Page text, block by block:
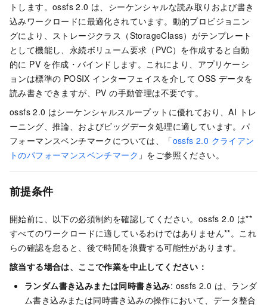
トします。ossfs 2.0 は、シーケンシャルな読み取りおよび書き
込みワークロードに最適化されています。動的プロビジョニン
グにより、ストレージクラス（StorageClass）がテンプレート
として機能し、永続ボリューム要求（PVC）を作成すると自動
的に PV を作成・バインドします。これにより、アプリケーシ
ョンは標準の POSIX インターフェイスを介して OSS データを
読み書きできますが、PV の手動管理は不要です。
ossfs 2.0 はシーケンシャルスループットに優れており、AI トレ
ーニング、推論、およびビッグデータ処理に適しています。パ
フォーマンスベンチマークについては、「ossfs 2.0 クライアン
トのパフォーマンスベンチマーク 」をご参照ください。
前提条件
開始前に、以下の必須制約を確認してください。ossfs 2.0 は**
すべてのワークロードに適しているわけではありません**。これ
らの確認を怠ると、後で時間を浪費する可能性があります。
該当する場合は、ここで作業を中止してください：
ランダム書き込みまたは同時書き込み: ossfs 2.0 は、ランダ
ム書き込みまたは同時書き込みの操作において、データ整合